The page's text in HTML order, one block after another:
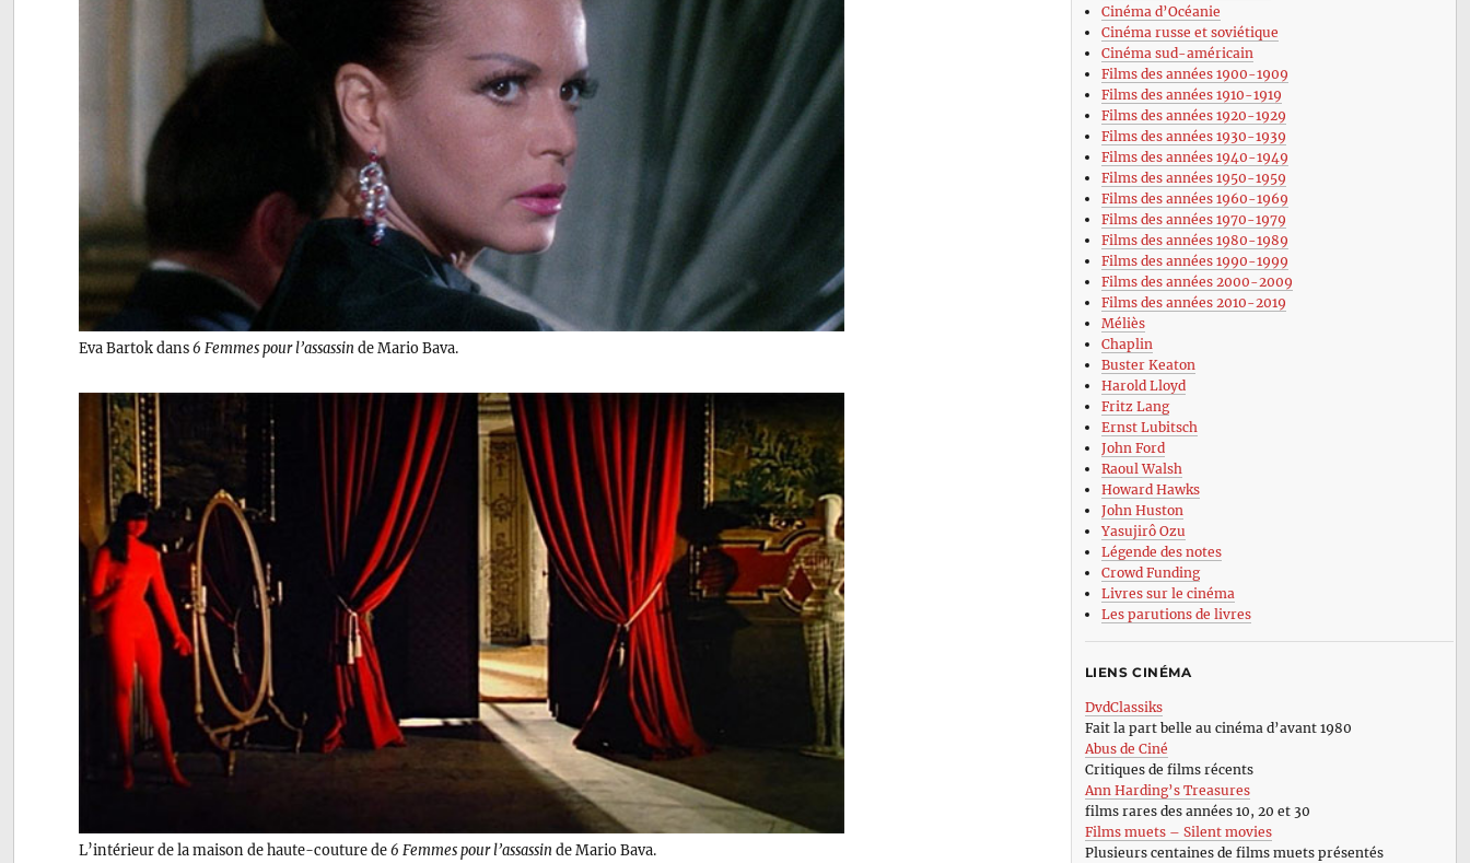
Eva Bartok dans6 Femmes pour l’assassin de Mario Bava.
L’intérieur de la maison de haute-couture de6 Femmes pour l’assassin de Mario Bava.
Cinéma d’Océanie
Cinéma russe et soviétique
Cinéma sud-américain
Films des années 1900-1909
Films des années 1910-1919
Films des années 1920-1929
Films des années 1930-1939
Films des années 1940-1949
Films des années 1950-1959
Films des années 1960-1969
Films des années 1970-1979
Films des années 1980-1989
Films des années 1990-1999
Films des années 2000-2009
Films des années 2010-2019
Méliès
Chaplin
Buster Keaton
Harold Lloyd
Fritz Lang
Ernst Lubitsch
John Ford
Raoul Walsh
Howard Hawks
John Huston
Yasujirô Ozu
Légende des notes
Crowd Funding
Livres sur le cinéma
Les parutions de livres
LIENS CINÉMA
DvdClassiks
Fait la part belle au cinéma d’avant 1980
Abus de Ciné
Critiques de films récents
Ann Harding’s Treasures
films rares des années 10, 20 et 30
Films muets – Silent movies
Plusieurs centaines de films muets présentés